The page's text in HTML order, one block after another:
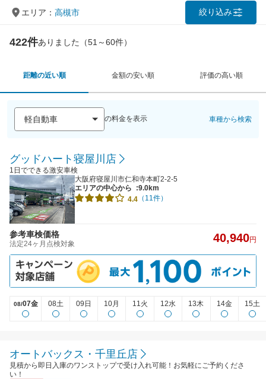
エリア： 高槻市 絞り込み
422件ありました（51～60件）
距離の近い順 金額の安い順 評価の高い順
の料金を表示 車種から検索
グッドハート寝屋川店
1日でできる激安車検
大阪府寝屋川市仁和寺本町2-2-5
エリアの中心から
:9.0km
4.4 （11件）
参考車検価格
法定24ヶ月点検対象 40,940円
08/07金 08土 09日 10月 11火 12水 13木 14金 15土
オートバックス・千里丘店
見積から即日入庫のワンストップで受け入れ可能！お気軽にご予約くださ
い！